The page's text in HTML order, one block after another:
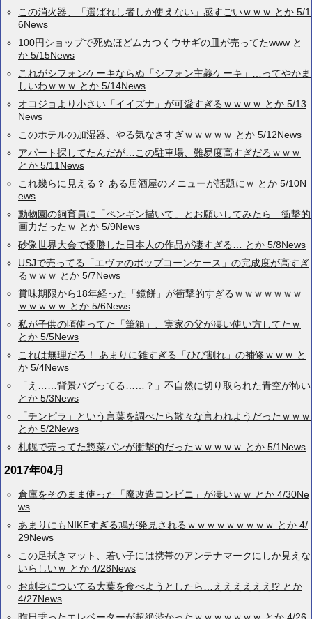
この消火器、「選ばれし者しか使えない」感すごいｗｗｗ とか 5/1
6News
100円ショップで死ぬほどムカつくウサギの皿が売ってたwww と
か 5/15News
これがシフォンケーキならぬ「シフォン主義ケーキ」…ってやかま
しいわｗｗｗ とか 5/14News
オコジョより小さい「イイズナ」が可愛すぎるｗｗｗｗ とか 5/13
News
このホテルの加湿器、やる気なさすぎｗｗｗｗｗ とか 5/12News
アパート探してたんだが…この駐車場、難易度高すぎだろｗｗｗ
とか 5/11News
これ幾らに見える？ ある居酒屋のメニューが話題にｗ とか 5/10N
ews
動物園の飼育員に「ペンギン描いて」とお願いしてみたら…衝撃的
画力だったｗ とか 5/9News
砂像世界大会で優勝した日本人の作品が凄すぎる… とか 5/8News
USJで売ってる「エヴァのポップコーンケース」の完成度が高すぎ
るｗｗｗ とか 5/7News
賞味期限から18年経った「鏡餅」が衝撃的すぎるｗｗｗｗｗｗｗ
ｗｗｗｗｗ とか 5/6News
私が子供の頃使ってた「筆箱」、実家の父が凄い使い方してたｗ
とか 5/5News
これは無理だろ！ あまりに雑すぎる「ひび割れ」の補修ｗｗｗ と
か 5/4News
「え……背景バグってる……？」不自然に切り取られた青空が怖い
とか 5/3News
「チンピラ」という言葉を調べたら散々な言われようだったｗｗｗ
とか 5/2News
札幌で売ってた惣菜パンが衝撃的だったｗｗｗｗｗ とか 5/1News
2017年04月
倉庫をそのまま使った「魔改造コンビニ」が凄いｗｗ とか 4/30Ne
ws
あまりにもNIKEすぎる鳩が発見されるｗｗｗｗｗｗｗｗｗ とか 4/
29News
この足拭きマット、若い子には携帯のアンテナマークにしか見えな
いらしいｗ とか 4/28News
お刺身についてる大葉を食べようとしたら…ええええええ!? とか
4/27News